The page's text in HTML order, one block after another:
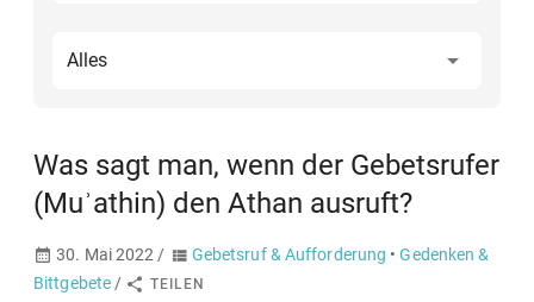
Alles
Was sagt man, wenn der Gebetsrufer
(Muʾathin) den Athan ausruft?
30. Mai 2022 / Gebetsruf & Aufforderung •Gedenken &
Bittgebete / TEILEN